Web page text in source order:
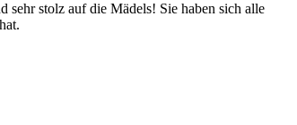
sehr stolz auf die Mädels! Sie haben sich alle